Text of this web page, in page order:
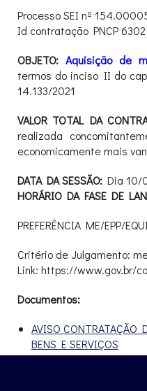
Processo SEI nº
Id contratação PNCP
OBJETO: Aquisição de
termos do inciso II do
14.133/2021
VALOR TOTAL DA
realizada
economicamente mais
DATA DA SESSÃO: Dia 10/
HORÁRIO DA FASE DE
PREFERÊNCIA ME/EPP/
Critério de Julgamento:
Link: https://www.gov.br/
Documentos:
AVISO CONTRATAÇÃO
BENS E SERVIÇOS